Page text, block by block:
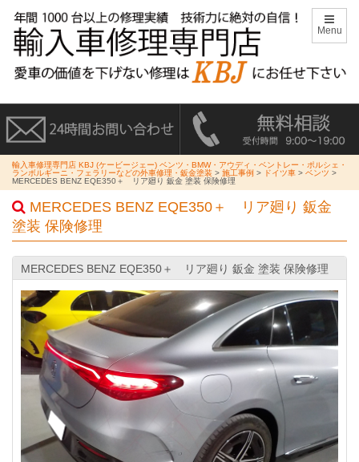
輸入車修理専門店 KBJ (ケービージェー) ベンツ・BMW・アウディ・ベントレー・ポルシェ・
ランボルギーニ・フェラリーなどの外車修理・鈑金塗装 > 施工事例 > ドイツ車 > ベンツ >
MERCEDES BENZ EQE350＋ リア廻り 鈑金 塗装 保険修理
MERCEDES BENZ EQE350＋ リア廻り 鈑金
塗装 保険修理
MERCEDES BENZ EQE350＋ リア廻り 鈑金 塗装 保険修理
Menu